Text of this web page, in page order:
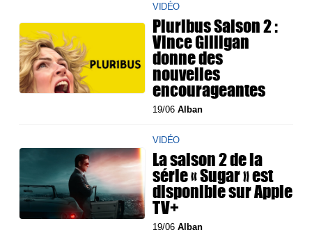
VIDÉO
Pluribus Saison 2 :
Vince Gilligan
donne des
nouvelles
encourageantes
19/06Alban
VIDÉO
La saison 2 de la
série « Sugar » est
disponible sur Apple
TV+
19/06Alban